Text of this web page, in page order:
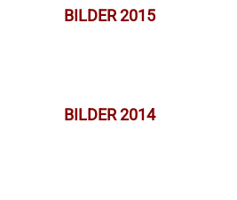
BILDER 2015
BILDER 2014